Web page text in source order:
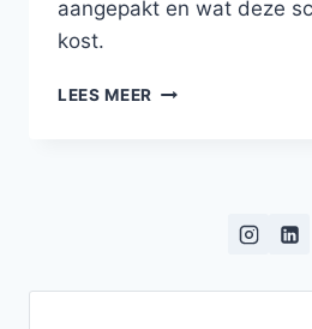
aangepakt en wat deze
kost.
LEES MEER DIY: